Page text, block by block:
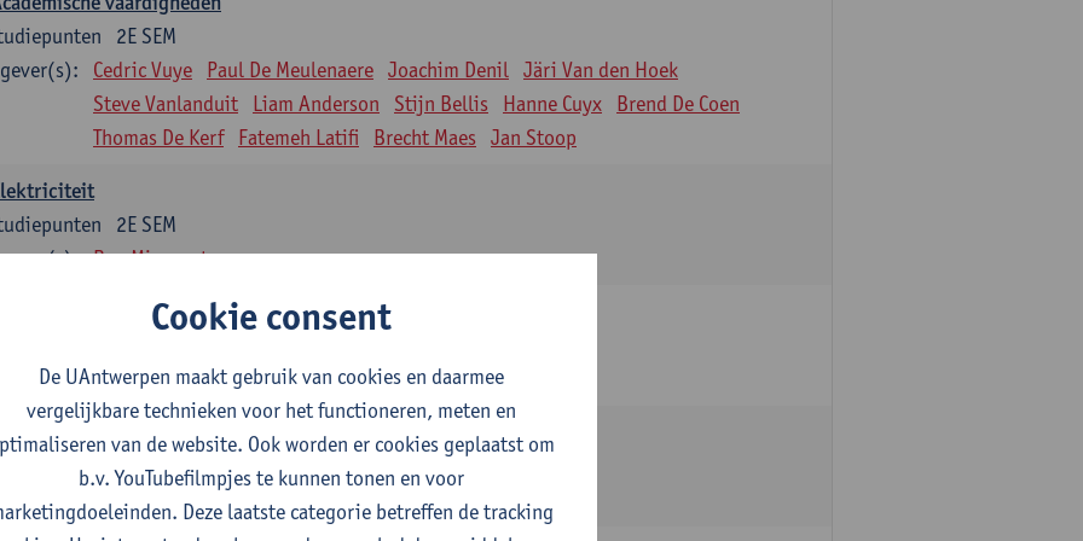
2E SEM
Cedric Vuye Paul De Meulenaere Joachim Denil Järi Van den Hoek
Steve Vanlanduit
Liam Anderson Stijn Bellis Hanne Cuyx
Brend De Coen
Thomas De Kerf
Fatemeh Latifi Brecht Maes Jan Stoop
2E SEM
Ben Minnaert
en Dynamica
Gunther Steenackers Steven Lenssen
2E SEM
studiepunten
Linda Beenaerts
Cookie consent
De UAntwerpen maakt gebruik van cookies en daarmee
vergelijkbare technieken voor het functioneren, meten en
van de website. Ook worden er cookies geplaatst om
b.v. YouTubefilmpjes te kunnen tonen en voor
Deze laatste categorie betreffen de tracking